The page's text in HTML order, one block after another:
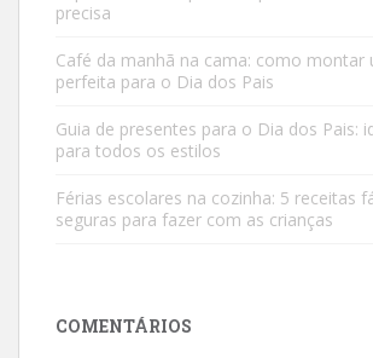
precisa
Café da manhã na cama: como montar
perfeita para o Dia dos Pais
Guia de presentes para o Dia dos Pais:
para todos os estilos
Férias escolares na cozinha: 5 receitas
seguras para fazer com as crianças
COMENTÁRIOS